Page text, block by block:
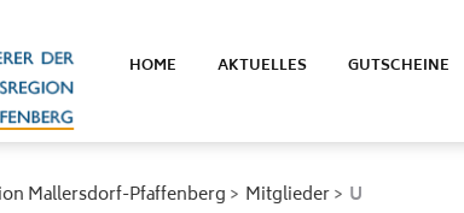
HOME AKTUELLES GUTSCHEINE
Mallersdorf-Pfaffenberg Mitglieder U